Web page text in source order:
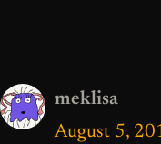
meklisa
August 5,